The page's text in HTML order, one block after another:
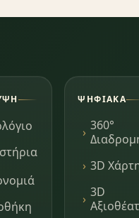
ΨΗΦΙΑΚΆ
360°
3D
3D